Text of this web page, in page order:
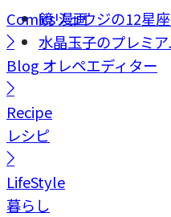
鏡リュウジの12星
水晶玉子のプレミ
Comics漫画
Blog オレペエディター
Recipe
レシピ
LifeStyle
暮らし